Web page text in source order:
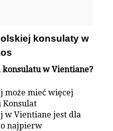
konsulaty w
konsulatu w Vientiane?
może mieć więcej
Konsulat
w Vientiane jest dla
najpierw